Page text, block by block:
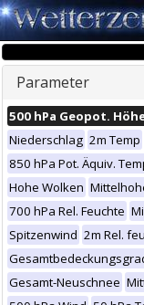
Parameter
500 hPa Geopot.
Niederschlag 2m Temp
850 hPa Pot. Äquiv.
Hohe Wolken
700 hPa Rel. Feuchte
Spitzenwind 2m Rel.
Gesamt-Neuschnee